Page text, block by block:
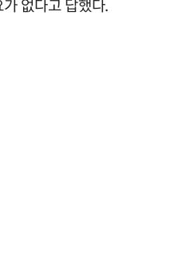
없다고 답했다.